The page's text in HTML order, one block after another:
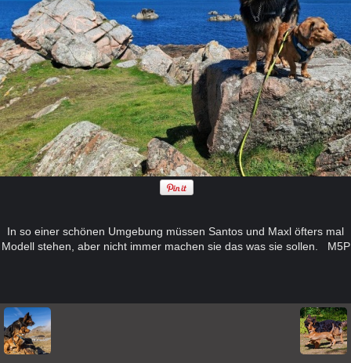
In so einer schönen Umgebung müssen Santos und Maxl öfters mal
Modell stehen, aber nicht immer machen sie das was sie sollen. M5P